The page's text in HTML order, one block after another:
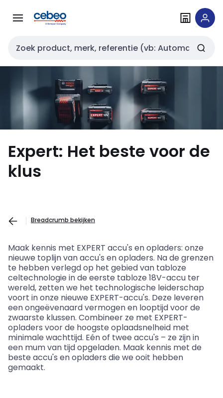
naar
naar
Zoekveld invoer
Expert: Het beste voor de
klus
Breadcrumb bekijken
Maak kennis met EXPERT accu's en opladers: onze
nieuwe toplijnvan accu's en opladers. Na de grenzen
te hebben verlegd op het gebied van tabloze
celtechnologie in de eerste tabloze 18V-accu ter
wereld, zetten we het technologische leiderschap
voort in onze nieuwe EXPERT-accu's. Deze leveren
een ongeëvenaard vermogen en looptijd voor de
zwaarste klussen. Combineer ze met EXPERT-
opladers voor de hoogste oplaadsnelheid met
minimale wachttijd. Eén of twee accu's – ze zijn in
een mum van tijd opgeladen. Maak kennis met de
beste accu's en opladers die we ooit hebben
gemaakt.